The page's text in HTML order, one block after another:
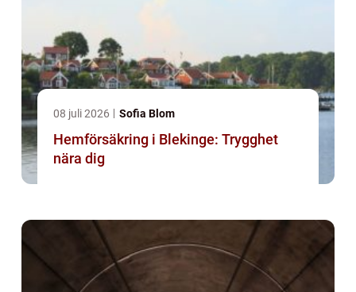
08 juli 2026 Sofia Blom
Hemförsäkring i Blekinge: Trygghet
nära dig